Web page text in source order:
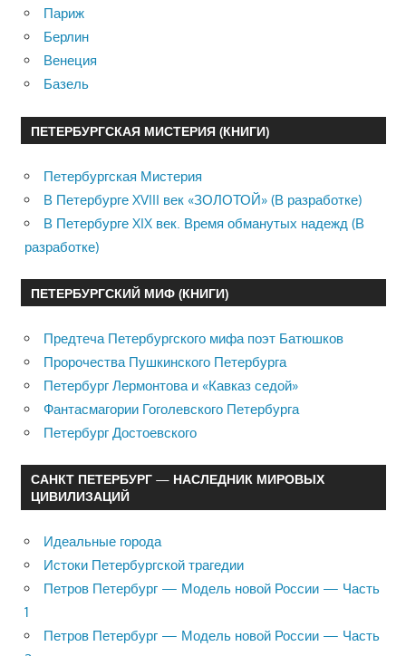
Париж
Берлин
Венеция
Базель
ПЕТЕРБУРГСКАЯ МИСТЕРИЯ (КНИГИ)
Петербургская Мистерия
В Петербурге XVIII век «ЗОЛОТОЙ» (В разработке)
В Петербурге XIX век. Время обманутых надежд (В
разработке)
ПЕТЕРБУРГСКИЙ МИФ (КНИГИ)
Предтеча Петербургского мифа поэт Батюшков
Пророчества Пушкинского Петербурга
Петербург Лермонтова и «Кавказ седой»
Фантасмагории Гоголевского Петербурга
Петербург Достоевского
САНКТ ПЕТЕРБУРГ — НАСЛЕДНИК МИРОВЫХ
ЦИВИЛИЗАЦИЙ
Идеальные города
Истоки Петербургской трагедии
Петров Петербург — Модель новой России — Часть
1
Петров Петербург — Модель новой России — Часть